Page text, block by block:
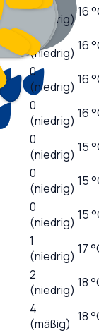
(niedrig)16
0
(niedrig) 16
0
(niedrig) 16
0
(niedrig) 16
0
(niedrig) 15
0
(niedrig) 15
0
(niedrig) 15
1
(niedrig) 17
2
(niedrig) 18
4
(mäßig) 18